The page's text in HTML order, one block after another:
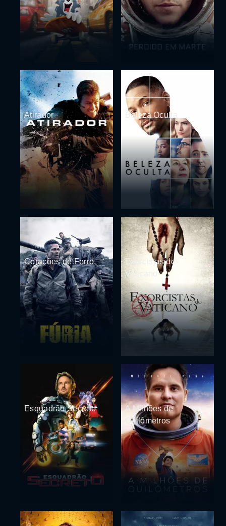
Atirador Beleza Oculta
Corações de Ferro
Exorcistas do
Vaticano
Esquadrão Secreto
A Milhões de
Quilômetros